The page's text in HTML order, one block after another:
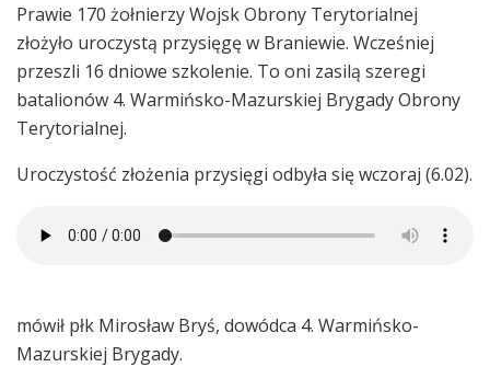
Prawie 170 żołnierzy Wojsk Obrony Terytorialnej
złożyło uroczystą przysięgę w Braniewie. Wcześniej
przeszli 16 dniowe szkolenie. To oni zasilą szeregi
batalionów 4. Warmińsko-Mazurskiej Brygady Obrony
Terytorialnej.
Uroczystość złożenia przysięgi odbyła się wczoraj (6.02).
mówił płk Mirosław Bryś, dowódca 4. Warmińsko-
Mazurskiej Brygady.